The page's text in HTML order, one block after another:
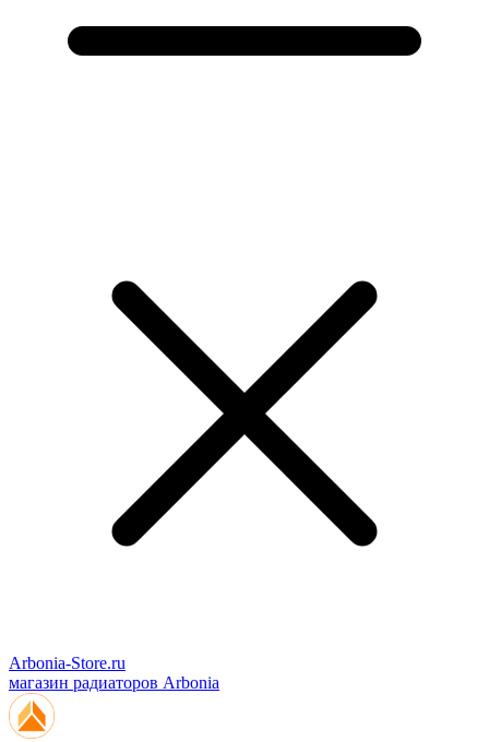
Arbonia-Store.ru
магазин радиаторов Arbonia